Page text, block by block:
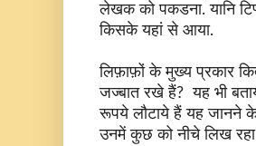
लेखक को पकडना. यानि
किसके यहां से आया.
लिफ़ाफ़ों के मुख्य प्रकार
जज्बात रखे हैं? यह भी
रूपये लौटाये हैं यह जानने के
उनमें कुछ को नीचे लिख